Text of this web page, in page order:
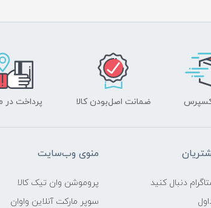
ضمانت اصل‌بودن کالا پرداخت در
دنبال کنید
منوی وب‌سایت
پروموشن وان تیک کالا
سوپر مارکت آنلاین واوان